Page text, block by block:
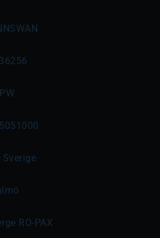
Sverige
RO-PAX